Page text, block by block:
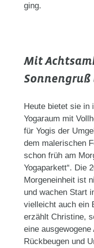
ging.
Mit
Sonnengruß
Heute bietet sie in
Yogaraum mit
für Yogis der
dem malerischen
schon früh am
Yogaparkett“. Die
Morgeneinheit ist
und wachen Start
vielleicht auch ein
erzählt Christine,
eine ausgewogene
Rückbeugen und